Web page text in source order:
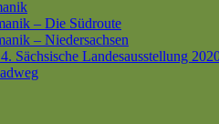
– Die Südroute
– Niedersachsen
Sächsische Landesausstellung